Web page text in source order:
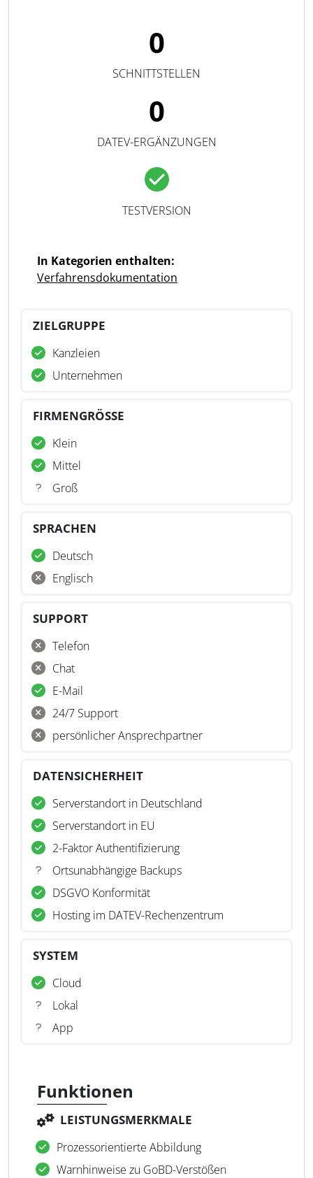
0
SCHNITTSTELLEN
0
DATEV-ERGÄNZUNGEN
TESTVERSION
In Kategorien enthalten:
Verfahrensdokumentation
ZIELGRUPPE
Kanzleien
Unternehmen
FIRMENGRÖSSE
Klein
Mittel
Groß
SPRACHEN
Deutsch
Englisch
SUPPORT
Telefon
Chat
E-Mail
24/7 Support
persönlicher Ansprechpartner
DATENSICHERHEIT
Serverstandort in Deutschland
Serverstandort in EU
2-Faktor Authentifizierung
Ortsunabhängige Backups
DSGVO Konformität
Hosting im DATEV-Rechenzentrum
SYSTEM
Cloud
Lokal
App
Funktionen
LEISTUNGSMERKMALE
Prozessorientierte Abbildung
Warnhinweise zu GoBD-Verstößen